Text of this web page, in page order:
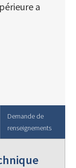
a
Demande de
renseignements